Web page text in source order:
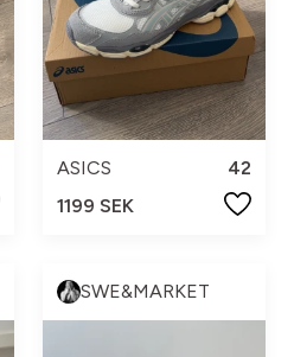
ASICS
42
1199 SEK
SWE&MARKET